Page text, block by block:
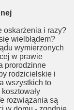
oskarżenia i razy?
wielbłądem?
wymierzonych
w prawie
prorodzinne
rodzicielskie i
wszystkich to
rozwiązania są